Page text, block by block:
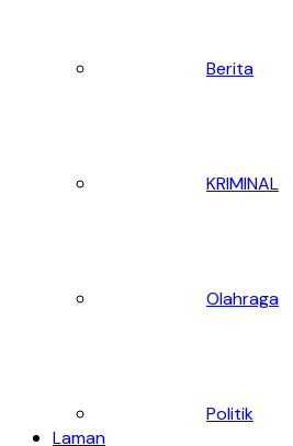
Berita
KRIMINAL
Olahraga
Politik
Laman